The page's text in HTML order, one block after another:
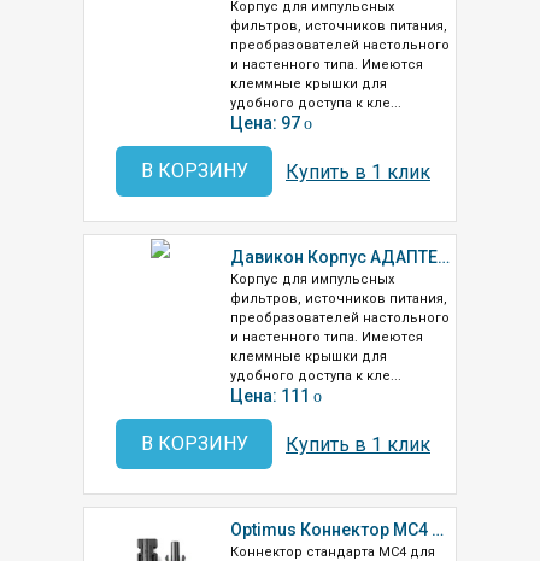
Корпус для импульсных
фильтров, источников питания,
преобразователей настольного
и настенного типа. Имеются
клеммные крышки для
удобного доступа к кле...
Цена: 97 o
В КОРЗИНУ Купить в 1 клик
Давикон Корпус АДАПТЕР-1
Корпус для импульсных
фильтров, источников питания,
преобразователей настольного
и настенного типа. Имеются
клеммные крышки для
удобного доступа к кле...
Цена: 111 o
В КОРЗИНУ Купить в 1 клик
Optimus Коннектор MC4 для солнечных батарей (пара)
Коннектор стандарта MC4 для